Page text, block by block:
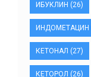
ИБУКЛИН (26)
ИНДОМЕТАЦИН
КЕТОНАЛ (27)
КЕТОРОЛ (26)